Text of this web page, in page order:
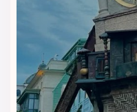
فضای کار با اینترنت
کرده است.
می‌توانند از خدمات
مسیرهای دیدنی